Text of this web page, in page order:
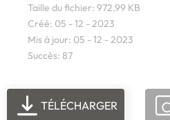
Taille du fichier: 972.99 KB
Créé: 05 - 12 - 2023
Mis à jour: 05 - 12 - 2023
Succès: 87
TÉLÉCHARGER